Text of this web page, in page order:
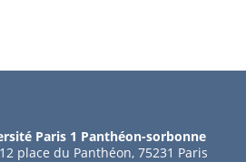
Paris 1 Panthéon-sorbonne
place du Panthéon, 75231 Paris